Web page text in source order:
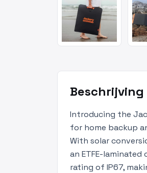
Beschrijving
Introducing the
for home backup
With solar
an ETFE-
rating of IP67,